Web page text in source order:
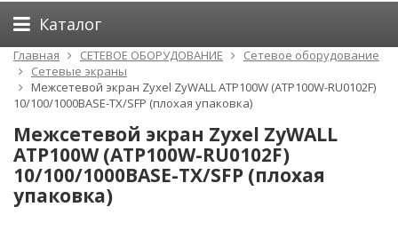
Каталог
Главная СЕТЕВОЕ ОБОРУДОВАНИЕ
Cетевое оборудование
Сетевые экраны
Межсетевой экран Zyxel ZyWALL ATP100W (ATP100W-RU0102F)
10/100/1000BASE-TX/SFP (плохая упаковка)
Межсетевой экран Zyxel ZyWALL
ATP100W (ATP100W-RU0102F)
10/100/1000BASE-TX/SFP (плохая
упаковка)